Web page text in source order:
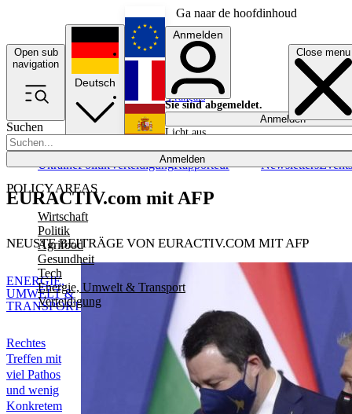
Ga naar de hoofdinhoud
Open sub
navigation
Close menu
Suchen
Anmelden
POLICY AREAS
Wirtschaft
Politik
Agrifood
Gesundheit
Tech
Energie, Umwelt & Transport
Verteidigung
UkrainePolitikVerteidigungRapporteur NewslettersEvents
Deutsch
English
Français
Anmelden
Sie sind abgemeldet.
Anmelden
Licht aus
EURACTIV.com mit AFP
NEUSTE BEITRÄGE VON EURACTIV.COM MIT AFP
Rechtes
Treffen mit
viel Pathos
und wenig
Konkretem
ENERGIE,
UMWELT &
TRANSPORT